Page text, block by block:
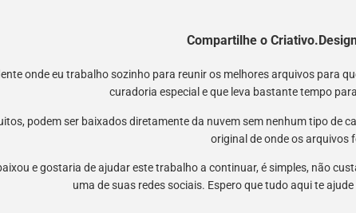
Compartilhe o
onde eu trabalho sozinho para reunir os melhores arquivos para
curadoria especial e que leva bastante tempo
podem ser baixados diretamente da nuvem sem nenhum tipo de
original de onde os arquivos
e gostaria de ajudar este trabalho a continuar, é simples, não
uma de suas redes sociais. Espero que tudo aqui te